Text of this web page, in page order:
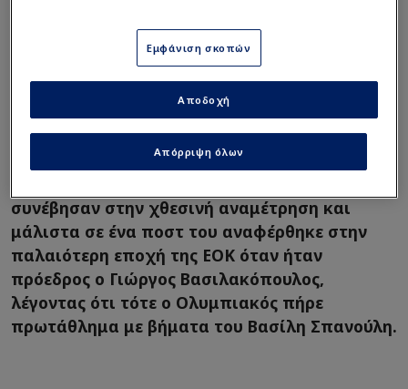
Δημήτρης Γιαννακόπουλος
συνέβησαν στην χθεσινή αναμέτρηση και
μάλιστα σε ένα ποστ του αναφέρθηκε στην
παλαιότερη εποχή της ΕΟΚ όταν ήταν
πρόεδρος ο Γιώργος Βασιλακόπουλος,
λέγοντας ότι τότε ο Ολυμπιακός πήρε
πρωτάθλημα με βήματα του Βασίλη Σπανούλη.
Εμφάνιση σκοπών
Απόρριψη όλων
Αποδοχή